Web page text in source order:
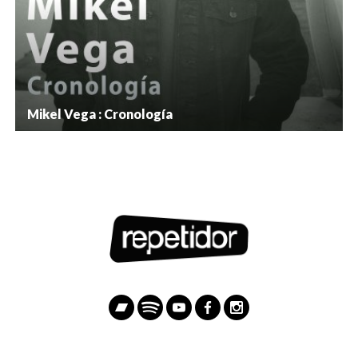
Mikel Vega : Cronología